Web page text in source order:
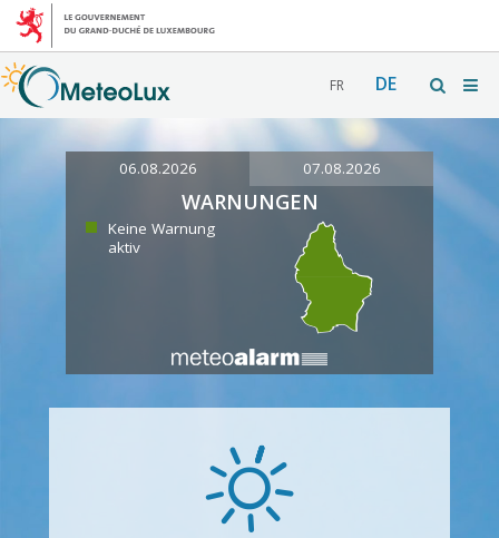
FR DE
06.08.2026 07.08.2026
WARNUNGEN
Keine Warnung
aktiv